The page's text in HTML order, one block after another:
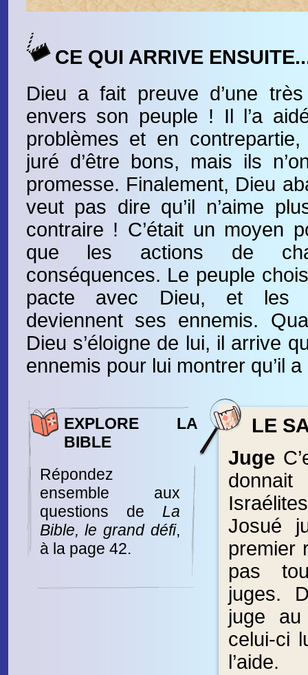
CE QUI ARRIVE
Dieu a fait preuve d’une
envers son peuple ! Il l’a
problèmes et en
juré d’être bons, mais ils
promesse. Finalement, Dieu
veut pas dire qu’il n’aime
contraire ! C’était un moyen
que les actions de
conséquences. Le peuple
pacte avec Dieu, et les
deviennent ses ennemis.
Dieu s’éloigne de lui, il arrive
ennemis pour lui montrer qu’il
EXPLORE LA
BIBLE
Répondez
ensemble aux
questions de La
Bible, le grand défi,
à la page 42.
LE
Juge
Josué
premier
pas
juges.
juge au
celui-ci
l’aide.